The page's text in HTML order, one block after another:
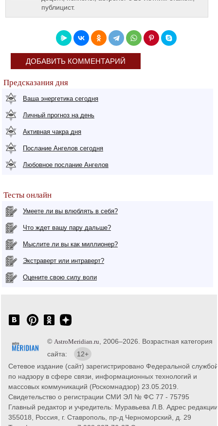
публицист.
ДОБАВИТЬ КОММЕНТАРИЙ
Предсказания дня
Ваша энергетика сегодня
Личный прогноз на день
Активная чакра дня
Послание Ангелов сегодня
Любовное послание Ангелов
Тесты онлайн
Умеете ли вы влюблять в себя?
Что ждет вашу пару дальше?
Мыслите ли вы как миллионер?
Экстраверт или интраверт?
Оцените свою силу воли
© AstroMeridian.ru , 2006–2026. Возрастная категория
сайта:
12+
Сетевое издание (сайт) зарегистрировано Федеральной службой
по надзору в сфере связи, информационных технологий и
массовых коммуникаций (Роскомнадзор) 23.05.2019.
Свидетельство о регистрации СМИ ЭЛ № ФС 77 - 75795
Главный редактор и учредитель: Муравьева Л.В. Адрес
355018, Россия, г. Ставрополь, пр-д Черноморский, д. 29